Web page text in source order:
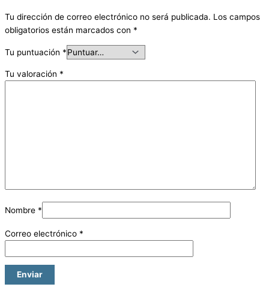
Tu dirección de correo electrónico no será publicada. Los campos
obligatorios están marcados con *
Tu puntuación *
Tu valoración *
Nombre *
Correo electrónico *